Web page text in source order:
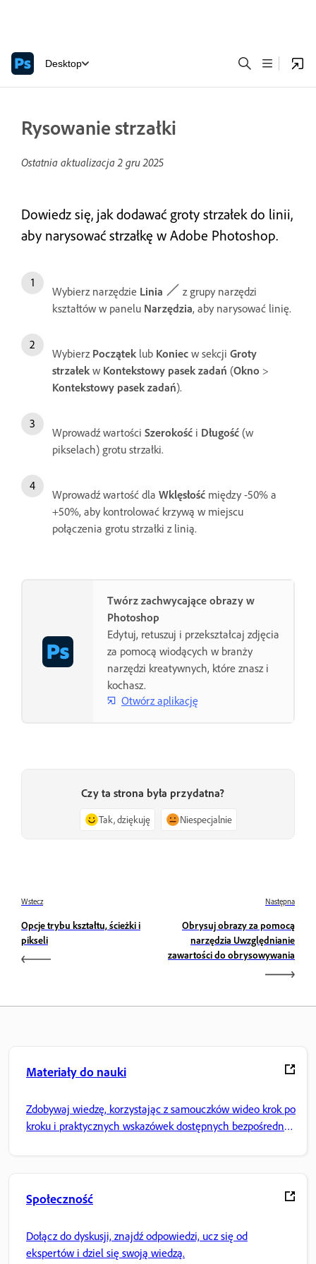
Desktop
Rysowanie strzałki
Ostatnia aktualizacja2 gru 2025
Dowiedz się, jak dodawać groty strzałek do linii,
aby narysować strzałkę w Adobe Photoshop.
Wybierz narzędzie Linia
z grupy narzędzi
kształtów w panelu Narzędzia, aby narysować linię.
Wybierz Początek lub Koniec w sekcji Groty
strzałek w Kontekstowy pasek zadań (Okno >
Kontekstowy pasek zadań).
Wprowadź wartości Szerokość i Długość (w
pikselach) grotu strzałki.
Wprowadź wartość dla Wklęsłość między -50% a
+50%, aby kontrolować krzywą w miejscu
połączenia grotu strzałki z linią.
Twórz zachwycające obrazy w
Photoshop
Edytuj, retuszuj i przekształcaj zdjęcia
za pomocą wiodących w branży
narzędzi kreatywnych, które znasz i
kochasz.
Otwórz aplikację
Czy ta strona była przydatna?
Tak, dziękuję Niespecjalnie
Wstecz
Opcje trybu kształtu, ścieżki i
pikseli
Następna
Obrysuj obrazy za pomocą
narzędzia Uwzględnianie
zawartości do obrysowywania
Materiały do nauki
Zdobywaj wiedzę, korzystając z samouczków wideo krok po
kroku i praktycznych wskazówek dostępnych bezpośrednio
Społeczność
Dołącz do dyskusji, znajdź odpowiedzi, ucz się od
ekspertów i dziel się swoją wiedzą.